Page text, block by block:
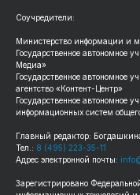
Соучредители:
Министерство информации и
Государственное автономное
Медиа»
Государственное автономное
агентство «Контент-Центр»
Государственное автономное
информационных систем
Главный редактор:
Тел.: 8 (495) 223-35-11
Адрес электронной почты:
Зарегистрировано